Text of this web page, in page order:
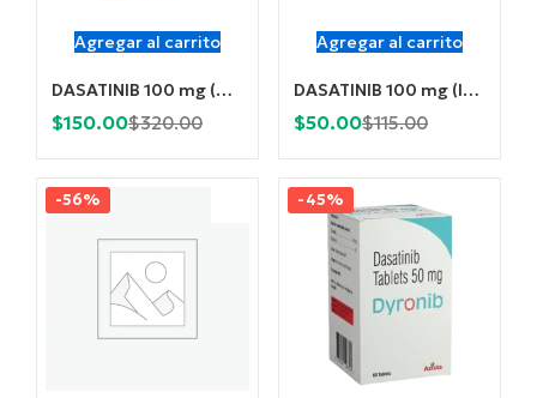
Agregar al carrito
DASATINIB 100 mg (Dasamyl) x 30 Comprimidos
$150.00Current
$320.00Original
$320.00.
Agregar al carrito
DASATINIB 100 mg (Invista) x 30 Comprimidos
$50.00Current
$50.00.
$115.00Original
$115.00.
-56% -45%